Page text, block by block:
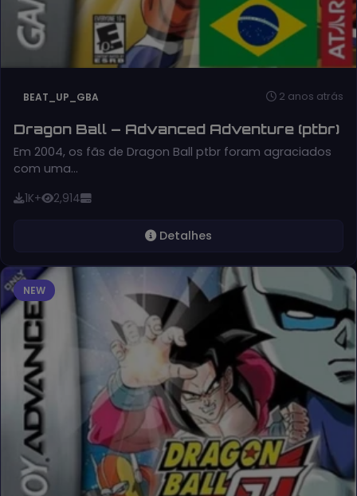
BEAT_UP_GBA 2 anos atrás
Dragon Ball – Advanced Adventure (ptbr)
Em 2004, os fãs de Dragon Ball ptbr foram agraciados
com uma…
1K+ 2,914
Detalhes
NEW